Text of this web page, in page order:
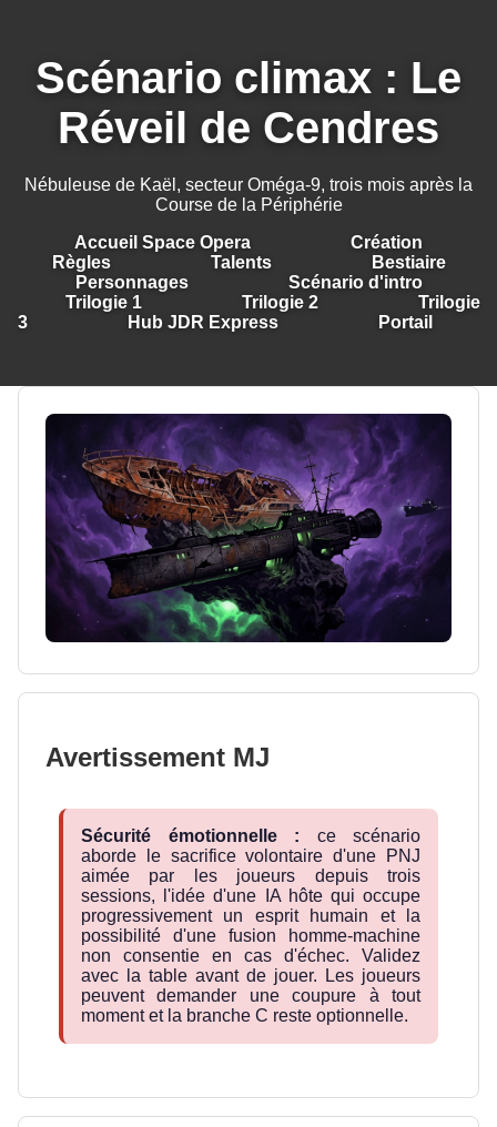
Scénario climax : Le
Réveil de Cendres
Nébuleuse de Kaël, secteur Oméga-9, trois mois après la
Course de la Périphérie
Accueil Space Opera
Création
Règles
Talents
Bestiaire
Personnages
Scénario d'intro
Trilogie 1
Trilogie 2
Trilogie
3
Hub JDR Express Portail
Avertissement MJ
Sécurité émotionnelle : ce scénario
aborde le sacrifice volontaire d'une PNJ
aimée par les joueurs depuis trois
sessions, l'idée d'une IA hôte qui occupe
progressivement un esprit humain et la
possibilité d'une fusion homme-machine
non consentie en cas d'échec. Validez
avec la table avant de jouer. Les joueurs
peuvent demander une coupure à tout
moment et la branche C reste optionnelle.